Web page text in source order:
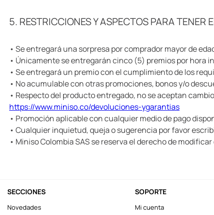
5. RESTRICCIONES Y ASPECTOS PARA TENER
• Se entregará una sorpresa por comprador mayor de
• Únicamente se entregarán cinco (5) premios por hora
• Se entregará un premio con el cumplimiento de los
• No acumulable con otras promociones, bonos y/o
• Respecto del producto entregado, no se aceptan
https://www.miniso.co/devoluciones-ygarantias
• Promoción aplicable con cualquier medio de pago
• Cualquier inquietud, queja o sugerencia por favor
• Miniso Colombia SAS se reserva el derecho de
SECCIONES
Novedades
SOPORTE
Mi cuenta